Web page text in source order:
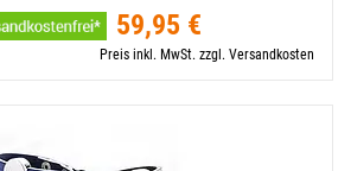
59,95 €
Preis inkl. MwSt. zzgl. Versandkosten